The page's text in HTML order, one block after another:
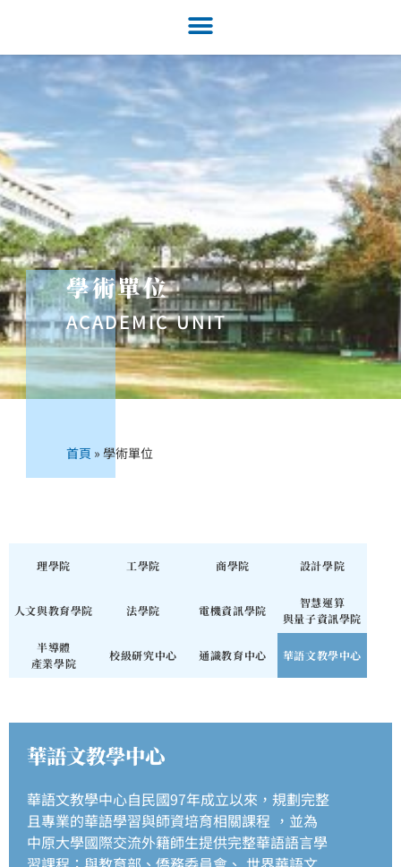
學術單位
ACADEMIC UNIT
首頁 »學術單位
理學院 工學院 商學院 設計學院
人文與教育學院 法學院 電機資訊學院
智慧運算
與量子資訊學院
半導體
產業學院
校級研究中心 通識教育中心 華語文教學中心
華語文教學中心
華語文教學中心自民國97年成立以來，規劃完整
且專業的華語學習與師資培育相關課程 ，並為
中原大學國際交流外籍師生提供完整華語語言學